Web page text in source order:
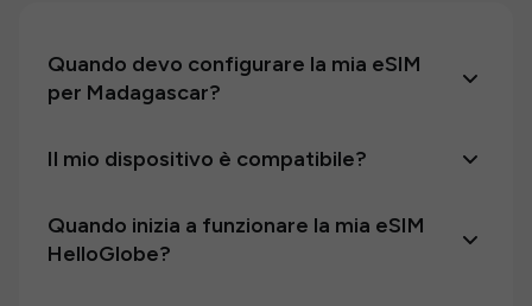
Quando devo configurare la mia eSIM
per Madagascar?
Il mio dispositivo è compatibile?
Quando inizia a funzionare la mia eSIM
HelloGlobe?